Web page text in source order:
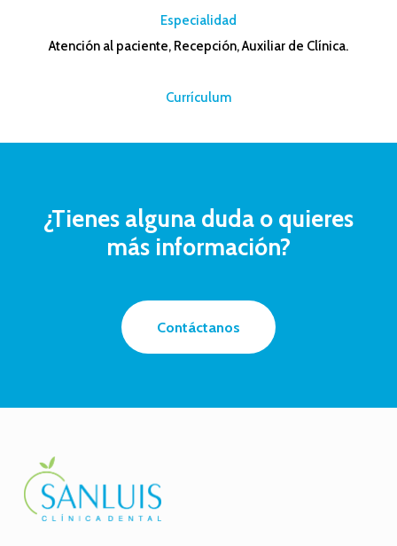
Especialidad
Atención al paciente, Recepción, Auxiliar de Clínica.
Currículum
¿Tienes alguna duda o quieres
más información?
Contáctanos